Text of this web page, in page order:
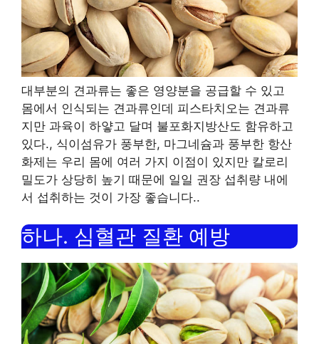
대부분의 견과류는 좋은 영양분을 공급할 수 있고
몸에서 인식되는 견과류인데 피스타치오는 견과류
지만 과육이 하얗고 달며 불포화지방산도 함유하고
있다., 식이섬유가 풍부한, 마그네슘과 풍부한 항산
화제는 우리 몸에 여러 가지 이점이 있지만 칼로리
밀도가 상당히 높기 때문에 일일 권장 섭취량 내에
서 섭취하는 것이 가장 좋습니다..
하나. 심혈관 질환 예방